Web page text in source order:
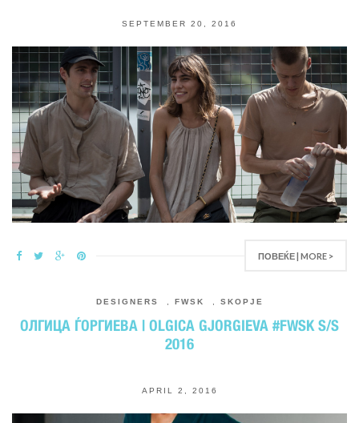
SEPTEMBER 20, 2016
ПОВЕЌЕ | MORE >
DESIGNERS FWSK SKOPJE
ОЛГИЦА ЃОРГИЕВА | OLGICA GJORGIEVA #FWSK S/S
2016
APRIL 2, 2016